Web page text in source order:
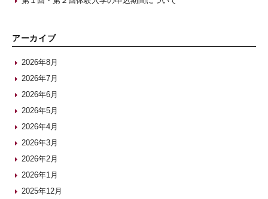
アーカイブ
2026年8月
2026年7月
2026年6月
2026年5月
2026年4月
2026年3月
2026年2月
2026年1月
2025年12月